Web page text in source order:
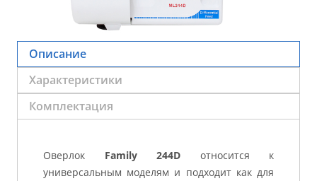
Описание
Характеристики
Комплектация
Оверлок Family 244D относится к
универсальным моделям и подходит как для